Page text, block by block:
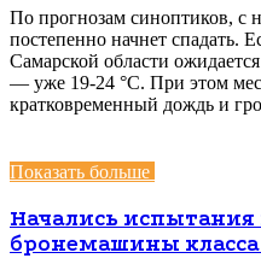
По прогнозам синоптиков, с
постепенно начнет спадать.
Самарской области
— уже 19-24 °С. При этом
кратковременный дождь и
Показать больше
Начались испытания
бронемашины класса